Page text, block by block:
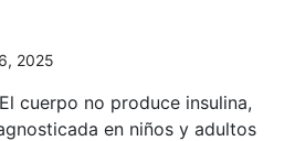
2025
cuerpo no produce insulina,
en niños y adultos